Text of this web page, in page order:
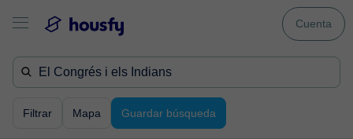
Cuenta
Filtrar Mapa Guardar búsqueda